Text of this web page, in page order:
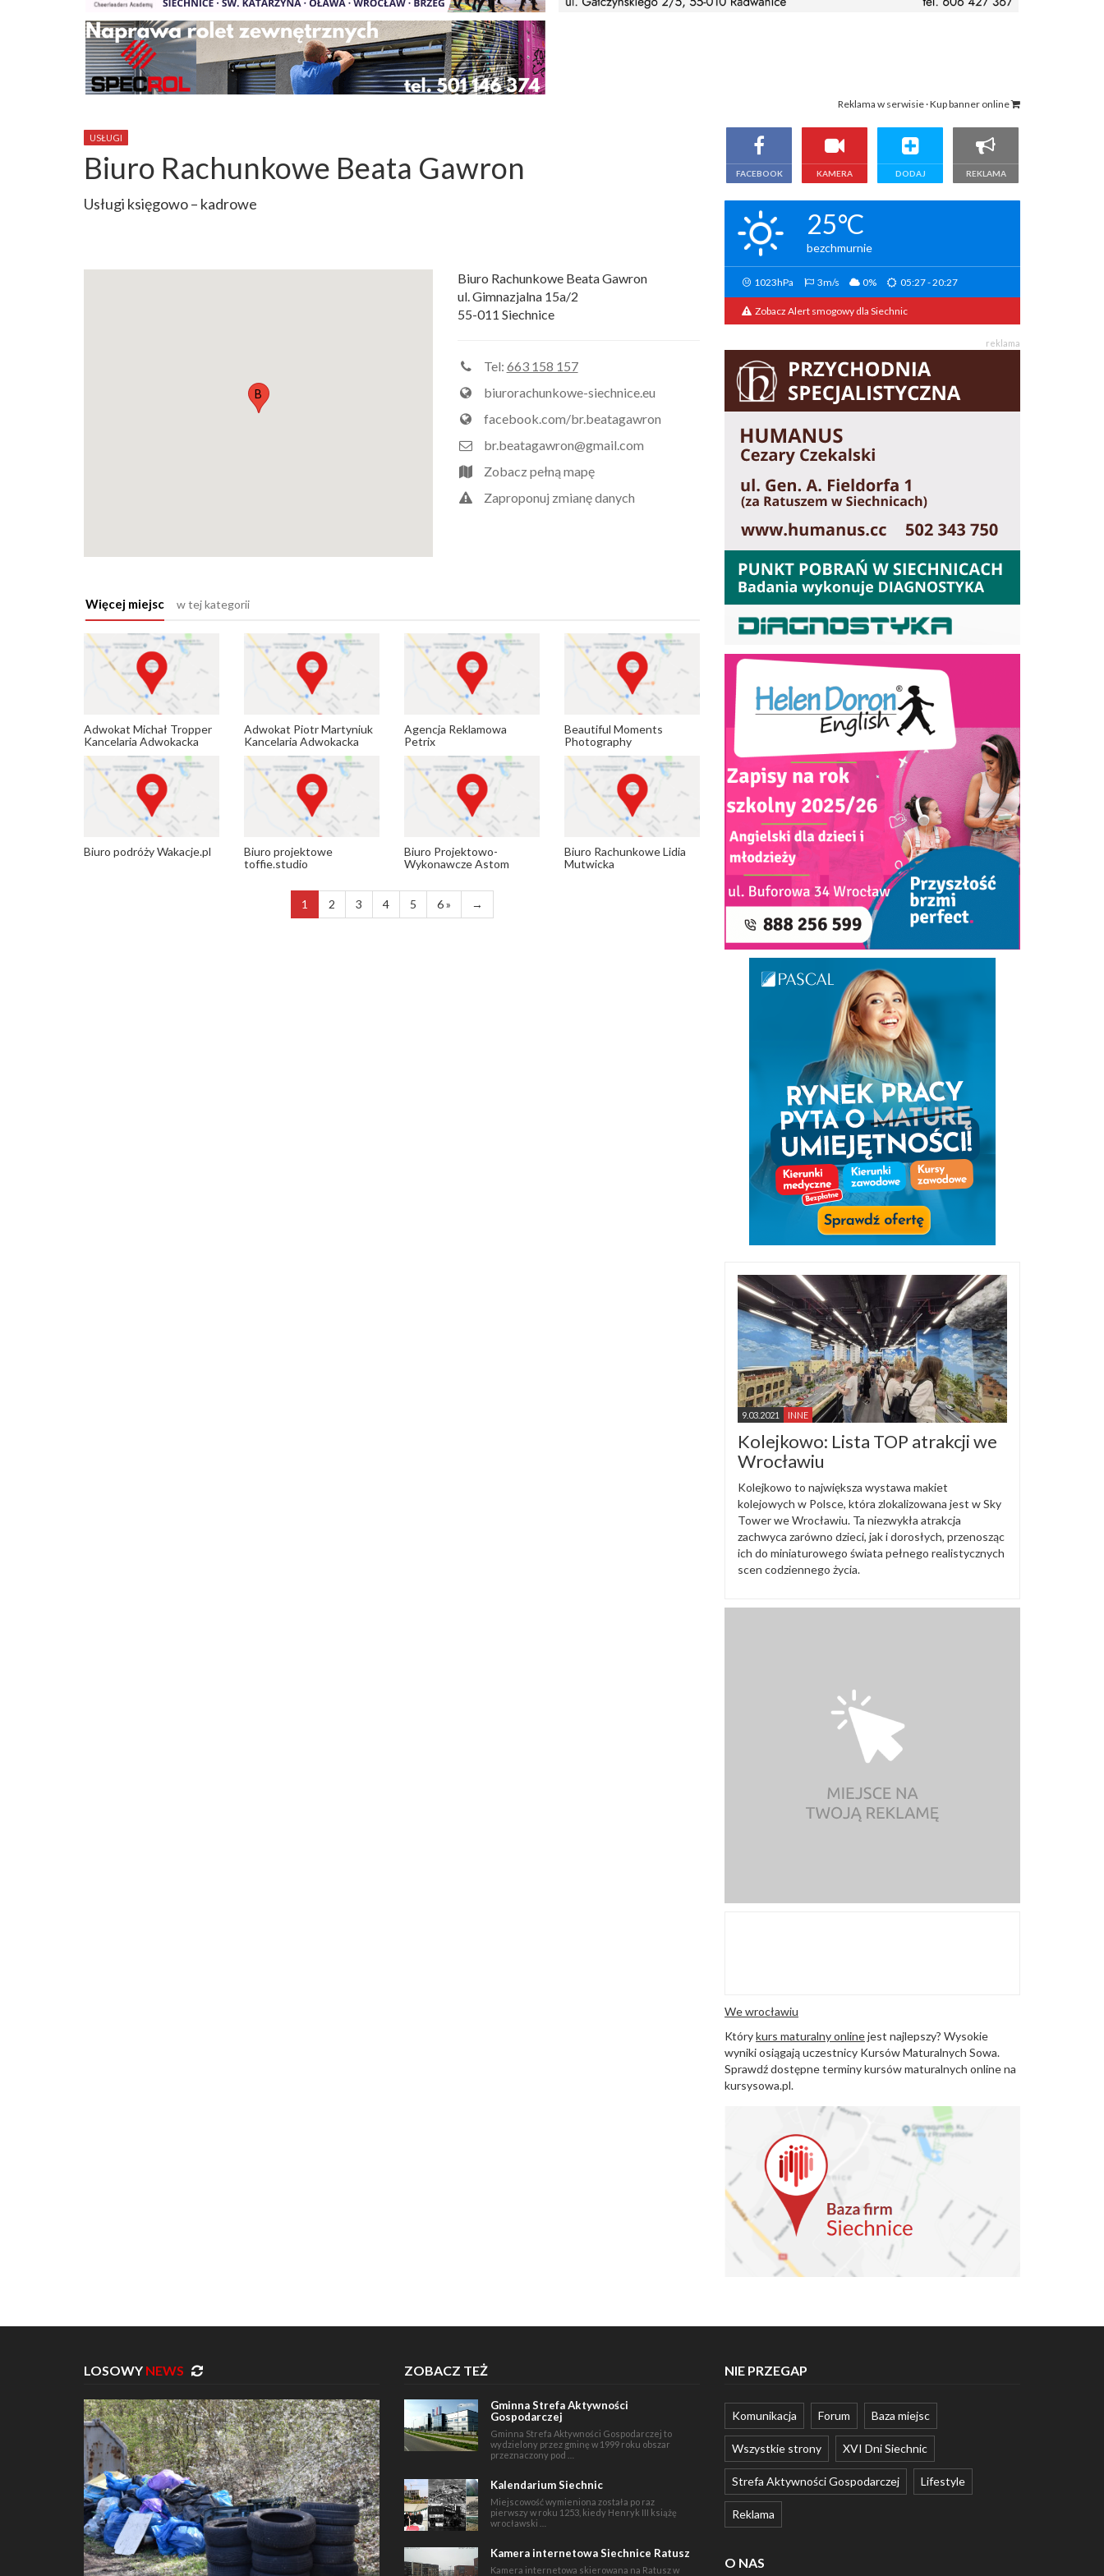
Reklama w serwisie · Kup banner online
USŁUGI
Biuro Rachunkowe Beata Gawron
Usługi księgowo – kadrowe
B
Biuro Rachunkowe Beata Gawron
ul. Gimnazjalna 15a/2
55-011 Siechnice
Tel: 663 158 157
biurorachunkowe-siechnice.eu
facebook.com/br.beatagawron
br.beatagawron@gmail.com
Zobacz pełną mapę
Zaproponuj zmianę danych
Więcej miejsc w tej kategorii
Adwokat Michał Tropper
Kancelaria Adwokacka
Adwokat Piotr Martyniuk
Kancelaria Adwokacka
Agencja Reklamowa
Petrix
Beautiful Moments
Photography
Biuro podróży Wakacje.pl
Biuro projektowe
toffie.studio
Biuro Projektowo-
Wykonawcze Astom
Biuro Rachunkowe Lidia
Mutwicka
1 2 3 4 5 6 » →
FACEBOOK KAMERA DODAJ REKLAMA
25°C
bezchmurnie
1023hPa 3m/s 0% 05:27 - 20:27
Zobacz Alert smogowy dla Siechnic
reklama
9.03.2021 INNE
Kolejkowo: Lista TOP atrakcji we
Wrocławiu
Kolejkowo to największa wystawa makiet
kolejowych w Polsce, która zlokalizowana jest w Sky
Tower we Wrocławiu. Ta niezwykła atrakcja
zachwyca zarówno dzieci, jak i dorosłych, przenosząc
ich do miniaturowego świata pełnego realistycznych
scen codziennego życia.
We wrocławiu
Którykurs maturalny onlinejest najlepszy? Wysokie
wyniki osiągają uczestnicy Kursów Maturalnych Sowa.
Sprawdź dostępne terminy kursów maturalnych online na
kursysowa.pl.
LOSOWY NEWS ZOBACZ TEŻ
Gminna Strefa Aktywności
Gospodarczej
Gminna Strefa Aktywności Gospodarczej to
wydzielony przez gminę w 1999 roku obszar
przeznaczony pod …
Kalendarium Siechnic
Miejscowość wymieniona została po raz
pierwszy w roku 1253, kiedy Henryk III książę
wrocławski …
Kamera internetowa Siechnice Ratusz
Kamera internetowa skierowana na Ratusz w
NIE PRZEGAP
Komunikacja Forum Baza miejsc
Wszystkie strony XVI Dni Siechnic
Strefa Aktywności Gospodarczej Lifestyle
Reklama
O NAS